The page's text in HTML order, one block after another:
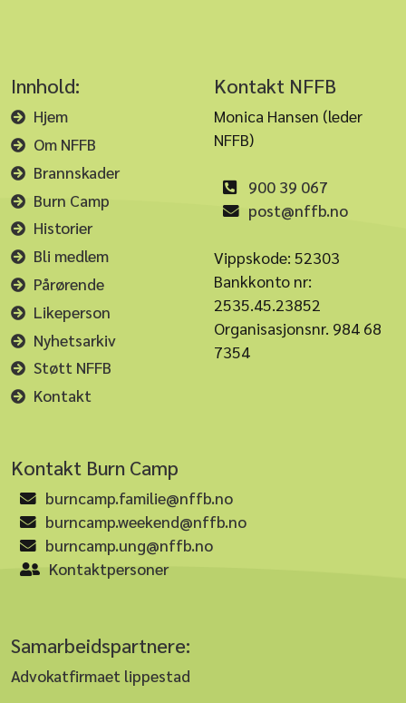
Innhold:
Hjem
Om NFFB
Brannskader
Burn Camp
Historier
Bli medlem
Pårørende
Likeperson
Nyhetsarkiv
Støtt NFFB
Kontakt
Kontakt NFFB
Monica Hansen (leder
NFFB)
900 39 067
post@nffb.no
Vippskode: 52303
Bankkonto nr:
2535.45.23852
Organisasjonsnr. 984 68
7354
Kontakt Burn Camp
burncamp.familie@nffb.no
burncamp.weekend@nffb.no
burncamp.ung@nffb.no
Kontaktpersoner
Samarbeidspartnere:
Advokatfirmaet lippestad